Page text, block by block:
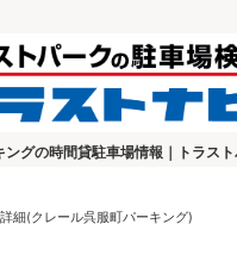
ングの時間貸駐車場情報｜トラス
細(クレール呉服町パーキング)